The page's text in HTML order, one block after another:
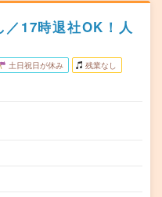
／17時退社OK！人
土日祝日が休み 残業なし